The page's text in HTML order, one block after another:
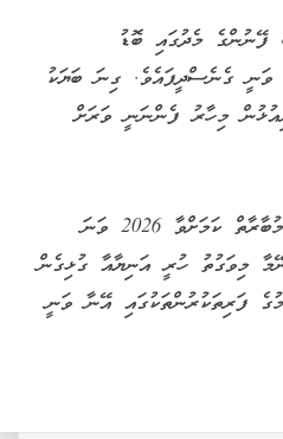
ފޭނުންގެ މެދުގައި ބޮޑު
ވަނީ ގެނެސްދީފައެވެ. ގިނަ ބަޔަކު
މިހާރު ފެންނަނީ ވަރަށް
ދުނިޔޭގެ އެންމެ ބޮޑު ކުޅިވަރު މުބާރާތް ކަމަށްވާ 2026 ވަނަ
މިވަގުތު ހުރީ އަނިޔާއާ ގުޅިގެން
ފަރިތަކުރުންތަކުގައި އޭނާ ވަނީ